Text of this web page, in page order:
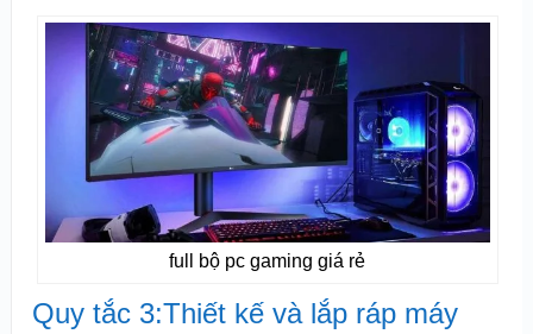
full bộ pc gaming giá rẻ
Quy tắc 3:Thiết kế và lắp ráp máy